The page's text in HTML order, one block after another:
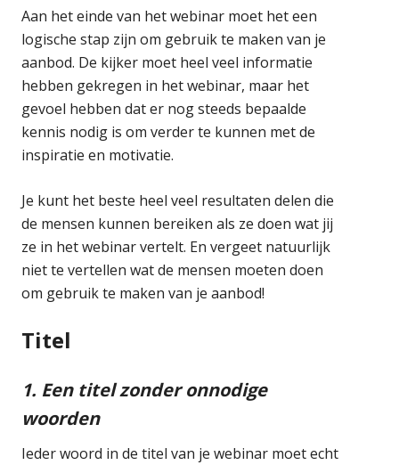
Aan het einde van het webinar moet het een
logische stap zijn om gebruik te maken van je
aanbod. De kijker moet heel veel informatie
hebben gekregen in het webinar, maar het
gevoel hebben dat er nog steeds bepaalde
kennis nodig is om verder te kunnen met de
inspiratie en motivatie.
Je kunt het beste heel veel resultaten delen die
de mensen kunnen bereiken als ze doen wat jij
ze in het webinar vertelt. En vergeet natuurlijk
niet te vertellen wat de mensen moeten doen
om gebruik te maken van je aanbod!
Titel
1. Een titel zonder onnodige
woorden
Ieder woord in de titel van je webinar moet echt